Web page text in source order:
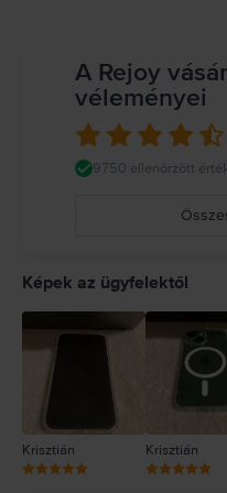
eszközök vagy fejhallgatók
Sérült kábelek vagy adapterek
jelenlétében tüzet, áramütést,
https://support.apple.com/ro-ro/
A Rejoy
véleményei
9750 ellenőrzött
Képek az ügyfelektől
Krisztián Krisztián